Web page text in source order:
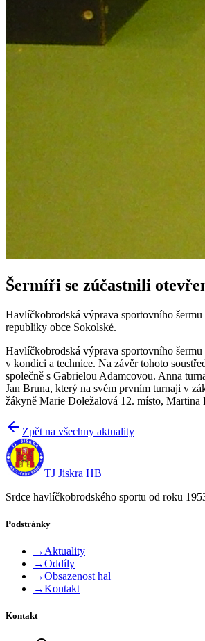
Šermíři se zúčastnili
Havlíčkobrodská výprava sportovního šermu
republiky obce Sokolské.
Havlíčkobrodská výprava sportovního
v kondici a technice. Na závěr tohoto
společně s Gabrielou Adamcovou. Anna
Jan Bruna, který na svém prvním turnaji v
žákyně Marie Doležalová 12. místo,
Zpět na všechny aktuality
TJ Jiskra HB
Srdce havlíčkobrodského sportu od roku
Podstránky
→ Aktuality
→Oddíly
→Obsazenost hal
→Kontakt
Kontakt